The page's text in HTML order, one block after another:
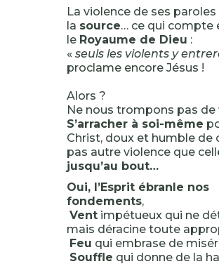
La violence de ses
la source… ce qui compte
le Royaume de Dieu :
« seuls les violents y
proclame encore Jésus !
Alors ?
Ne nous trompons pas de
S’arracher à soi-même
Christ, doux et humble de
pas autre violence que
jusqu’au bout…
Oui, l’Esprit ébranle nos
fondements,
Ventimpétueux qui ne
mais déracine toute
Feu qui embrase de
Souffle qui donne de la